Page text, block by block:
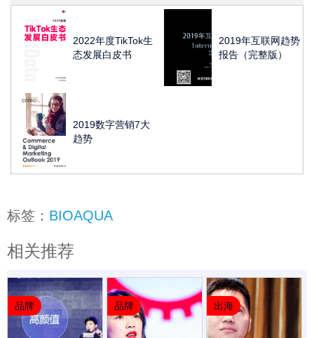
2022年度TikTok生
态发展白皮书
2019年互联网趋势
报告（完整版）
2019数字营销7大
趋势
标签： BIOAQUA
相关推荐
品牌 品牌 出海